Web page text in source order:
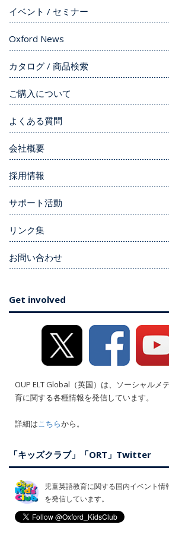
イベント / セミナー
Oxford News
カタログ / 商品検索
ご購入について
よくある質問
会社概要
採用情報
サポート活動
リンク集
お問い合わせ
Get involved
OUP ELT Global（英国）は、ソーシャルメ
育に関する各種情報を発信しています。
詳細は こちらから。
「キッズクラブ」「ORT」Twitter
児童英語教育に関する国内イベント
を発信しています。